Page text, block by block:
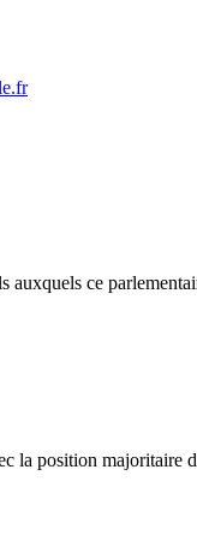
auxquels ce
la position majoritaire